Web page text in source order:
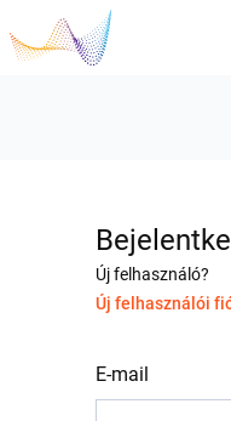
Új felhasználó?
Új felhasználói
E-mail